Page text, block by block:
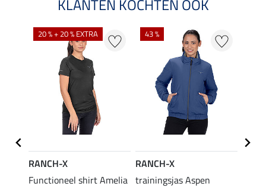
KLANTEN KOCHTEN OOK
20 % + 20 % EXTRA
RANCH-X
Functioneel shirt Amelia
43 %
RANCH-X
trainingsjas Aspen